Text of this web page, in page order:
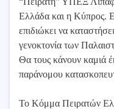
Ελλάδα και η Κύπρος.
επιδιώκει να
γενοκτονία των
Θα τους κάνουν καμιά
παράνομου
Το Κόμμα Πειρατών